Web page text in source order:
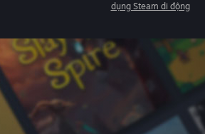
dụng Steam di động